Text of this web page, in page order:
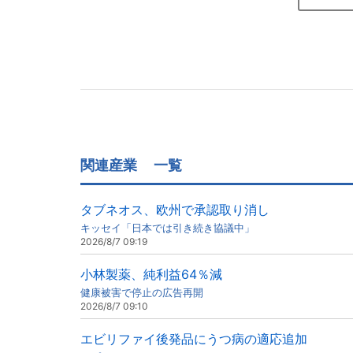
関連産業 一覧
タブネオス、欧州で承認取り消し
キッセイ「日本では引き続き協議中」
2026/8/7 09:19
小林製薬、純利益64％減
健康被害で停止の広告再開
2026/8/7 09:10
エビリファイ後発品にうつ病の適応追加